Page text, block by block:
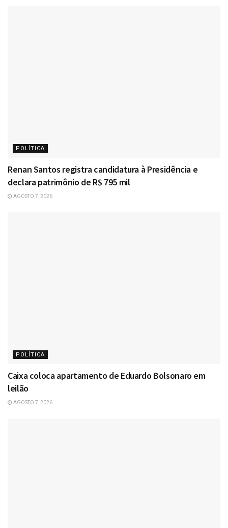
POLÍTICA
Renan Santos registra candidatura à Presidência e
declara patrimônio de R$ 795 mil
AGOSTO 7, 2026
POLÍTICA
Caixa coloca apartamento de Eduardo Bolsonaro em
leilão
AGOSTO 7, 2026